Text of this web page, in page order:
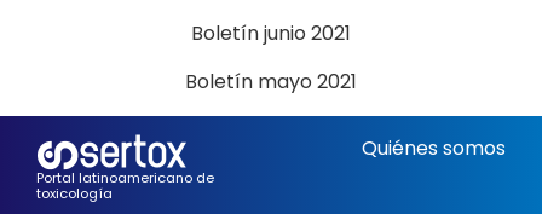
Boletín junio 2021
Boletín mayo 2021
Portal latinoamericano de
toxicología
Quiénes somos